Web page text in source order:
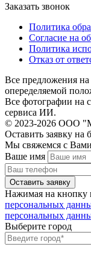
Заказать звонок
Политика
Согласие на
Политика
Отказ от
Все предложения
опеределяемой
Все фотографии на
сервиса ИИ.
© 2023-2026 ООО
Оставить заявку на
Мы свяжемся с Вами
Ваше имя
Нажимая на кнопку
персональных
персональных
Выберите город